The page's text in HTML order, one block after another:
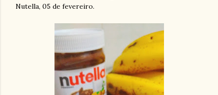
Nutella, 05 de fevereiro.